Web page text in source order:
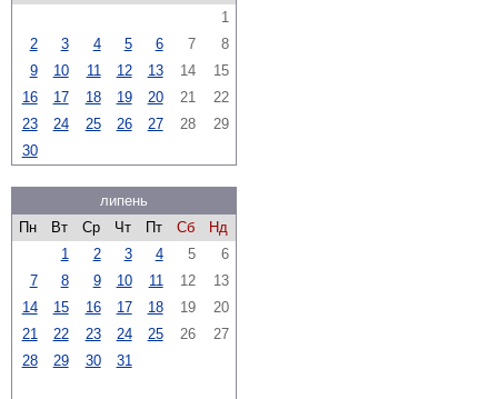
1
2
3 4 5 6 7
8
9
10 11 12 13 14
15
16
17 18 19 20 21
22
23
24 25 26 27 28
29
30
липень
Пн
Вт Ср Чт Пт Сб
Нд
1
2 3 4 5
6
7
8 9 10 11 12
13
14
15 16 17 18 19
20
21
22 23 24 25 26
27
28
29 30 31